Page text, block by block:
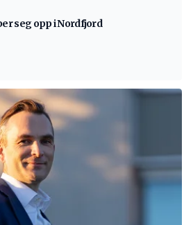
seg opp i Nordfjord